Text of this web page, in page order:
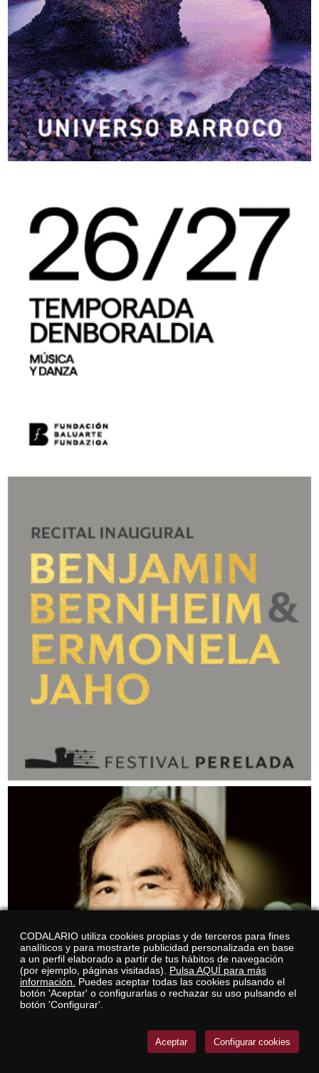
CODALARIO utiliza cookies propias y de terceros para fines
analíticos y para mostrarte publicidad personalizada en base
a un perfil elaborado a partir de tus hábitos de navegación
(por ejemplo, páginas visitadas). Pulsa AQUÍ para más
información.
Puedes aceptar todas las cookies pulsando el
botón 'Aceptar' o configurarlas o rechazar su uso pulsando el
botón 'Configurar'.
Aceptar Configurar cookies